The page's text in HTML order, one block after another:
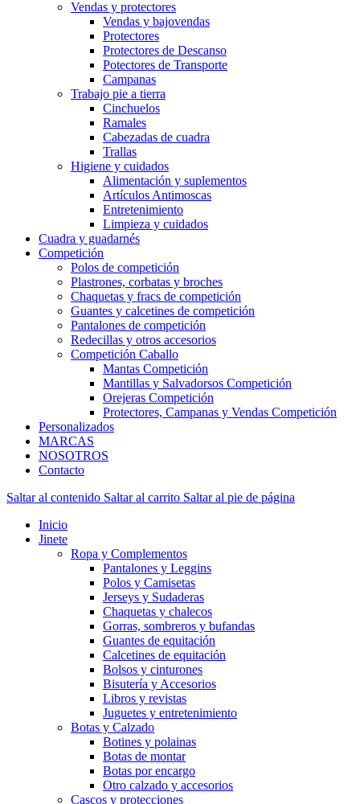
Vendas y protectores
Vendas y bajovendas
Protectores
Protectores de Descanso
Potectores de Transporte
Campanas
Trabajo pie a tierra
Cinchuelos
Ramales
Cabezadas de cuadra
Trallas
Higiene y cuidados
Alimentación y suplementos
Artículos Antimoscas
Entretenimiento
Limpieza y cuidados
Cuadra y guadarnés
Competición
Polos de competición
Plastrones, corbatas y broches
Chaquetas y fracs de competición
Guantes y calcetines de competición
Pantalones de competición
Redecillas y otros accesorios
Competición Caballo
Mantas Competición
Mantillas y Salvadorsos Competición
Orejeras Competición
Protectores, Campanas y Vendas Competición
Personalizados
MARCAS
NOSOTROS
Contacto
Saltar al contenido Saltar al carrito Saltar al pie de página
Inicio
Jinete
Ropa y Complementos
Pantalones y Leggins
Polos y Camisetas
Jerseys y Sudaderas
Chaquetas y chalecos
Gorras, sombreros y bufandas
Guantes de equitación
Calcetines de equitación
Bolsos y cinturones
Bisutería y Accesorios
Libros y revistas
Juguetes y entretenimiento
Botas y Calzado
Botines y polainas
Botas de montar
Botas por encargo
Otro calzado y accesorios
Cascos y protecciones